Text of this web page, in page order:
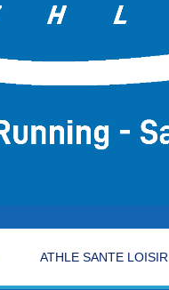
ATHLE SANTE LOISIR